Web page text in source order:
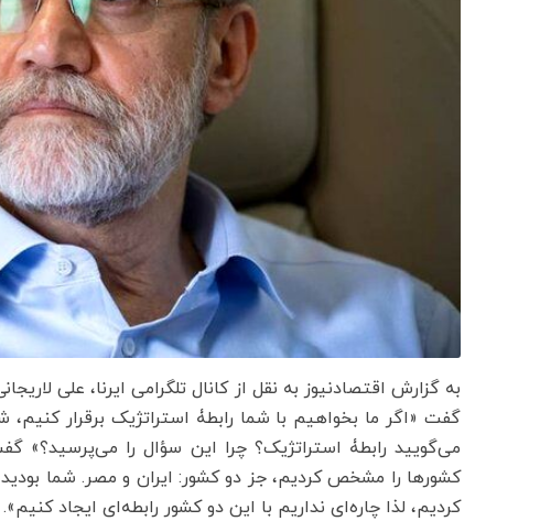
به گزارش اقتصادنیوز به نقل از کانال تلگرامی ایرنا، علی
گفت «اگر ما بخواهیم با شما رابطۀ استراتژیک برقرار
می‌گویید رابطۀ استراتژیک؟ چرا این سؤال را
کشور‌ها را مشخص کردیم، جز دو کشور: ایران و مصر. شما
کردیم، لذا چاره‌ای نداریم با این دو کشور رابطه‌ای ایجاد کنیم».